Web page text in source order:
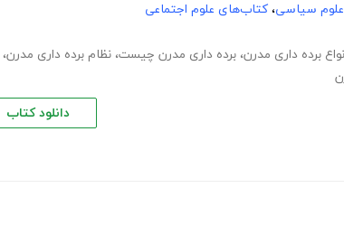
سیاسی، کتاب‌های علوم اجتماعی
برده داری مدرن، برده داری مدرن چیست، نظام برده داری مدرن،
دانلود کتاب